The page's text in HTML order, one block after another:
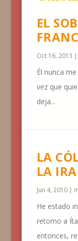
EL
Oct 16, 2013 |
Él nunca
vez que
deja...
LA
LA
Jun 4, 2010|
He estado
retorno a
entonces,